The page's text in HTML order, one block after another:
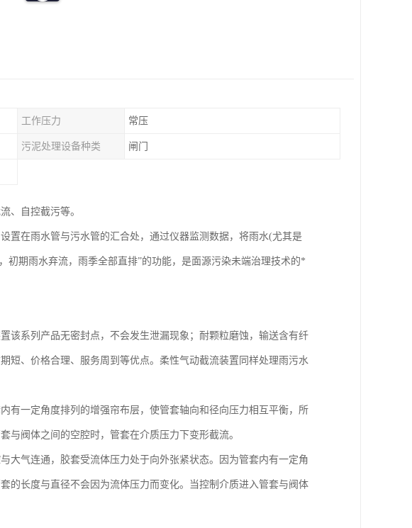
工作压力 常压
污泥处理设备种类 闸门
、自控截污等。
置在雨水管与污水管的汇合处，通过仪器监测数据，将雨水(尤其是
初期雨水弃流，雨季全部直排”的功能，是面源污染未端治理技术的*
该系列产品无密封点，不会发生泄漏现象；耐颗粒磨蚀，输送含有纤
短、价格合理、服务周到等优点。柔性气动截流装置同样处理雨污水
有一定角度排列的增强帘布层，使管套轴向和径向压力相互平衡，所
与阀体之间的空腔时，管套在介质压力下变形截流。
大气连通，胶套受流体压力处于向外张紧状态。因为管套内有一定角
的长度与直径不会因为流体压力而变化。当控制介质进入管套与阀体